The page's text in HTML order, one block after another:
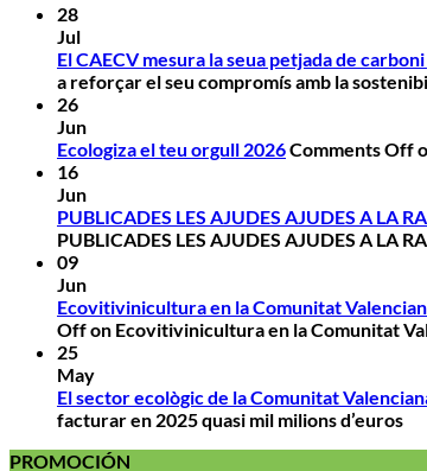
28
Jul
El CAECV mesura la seua petjada de
a reforçar el seu compromís amb la
26
Jun
Ecologiza el teu orgull 2026Comments Off
16
Jun
PUBLICADES LES AJUDES AJUDES A LA
PUBLICADES LES AJUDES AJUDES A LA
09
Jun
Ecovitivinicultura en la Comunitat
Offon Ecovitivinicultura en la Comunitat
25
May
El sector ecològic de la Comunitat
facturar en 2025 quasi mil milions d’euros
PROMOCIÓN